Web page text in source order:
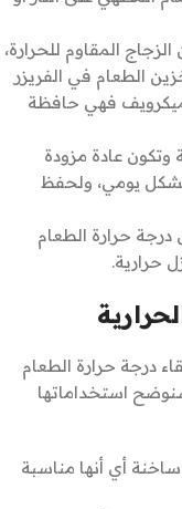
المقاوم للحرارة،
الطعام في الفريزر
فهي حافظة
وتكون عادة مزودة
يومي، ولحفظ
حرارة الطعام
حرارية.
درجة حرارة الطعام
استخداماتها
أي أنها مناسبة